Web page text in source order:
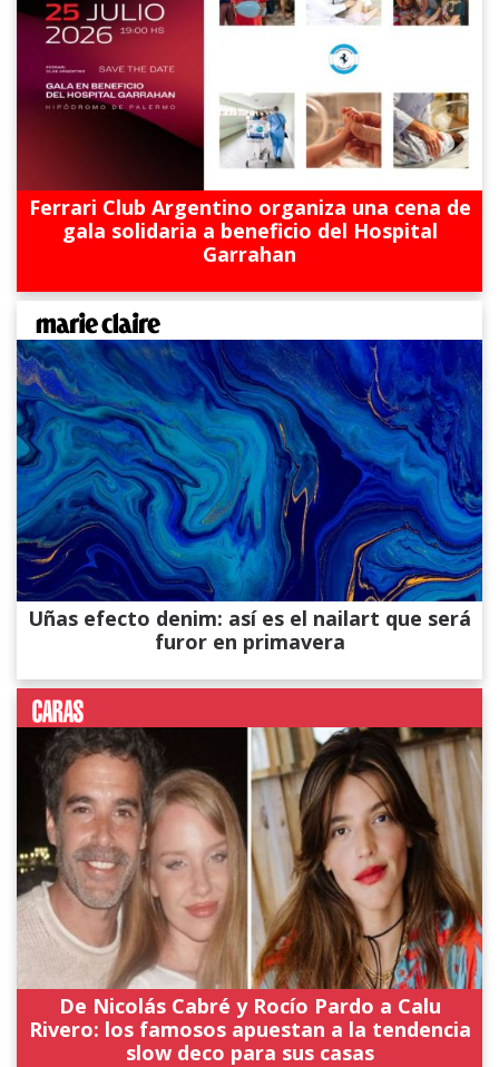
Ferrari Club Argentino organiza una cena de
gala solidaria a beneficio del Hospital
Garrahan
Uñas efecto denim: así es el nailart que será
furor en primavera
De Nicolás Cabré y Rocío Pardo a Calu
Rivero: los famosos apuestan a la tendencia
slow deco para sus casas